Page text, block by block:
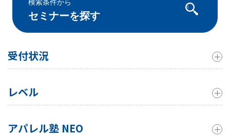
検索条件から
セミナーを探す
受付状況
レベル
アパレル塾 NEO